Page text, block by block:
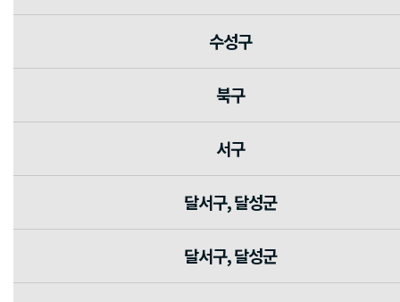
수성구
북구
서구
달서구, 달성군
달서구, 달성군